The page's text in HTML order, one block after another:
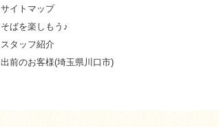
サイトマップ
そばを楽しもう♪
スタッフ紹介
出前のお客様(埼玉県川口市)